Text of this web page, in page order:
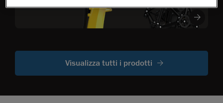
Visualizza tutti i prodotti